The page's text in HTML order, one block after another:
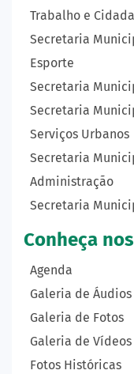
Trabalho e
Secretaria
Esporte
Secretaria
Secretaria
Serviços Urbanos
Secretaria
Administração
Secretaria
Conheça
Agenda
Galeria de Áudios
Galeria de Fotos
Galeria de Vídeos
Fotos Históricas